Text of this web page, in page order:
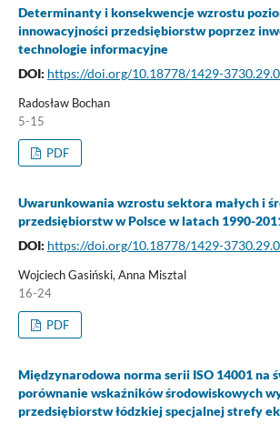
Determinanty i konsekwencje wzrostu
innowacyjności przedsiębiorstw poprzez
technologie informacyjne
DOI: https://doi.org/10.18778/1429-
Radosław Bochan
5-15
PDF
Uwarunkowania wzrostu sektora małych i
przedsiębiorstw w Polsce w latach 1990-
DOI: https://doi.org/10.18778/1429-
Wojciech Gasiński, Anna Misztal
16-24
PDF
Międzynarodowa norma serii ISO 14001 na
porównanie wskaźników środowiskowych
przedsiębiorstw łódzkiej specjalnej strefy